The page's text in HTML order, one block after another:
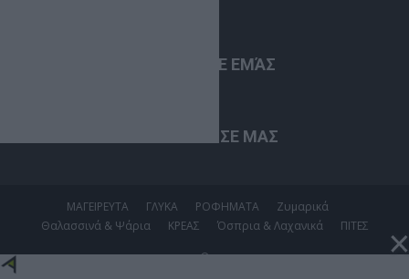
ΣΧΕΤΙΚΆ ΜΕ ΕΜΆΣ
ΑΚΟΛΟΥΘΗΣΕ ΜΑΣ
ΜΑΓΕΙΡΕΥΤΑ ΓΛΥΚΑ ΡΟΦΗΜΑΤΑ
Ζυμαρικά
Θαλασσινά & Ψάρια
ΚΡΕΑΣ Όσπρια & Λαχανικά ΠΙΤΕΣ
©